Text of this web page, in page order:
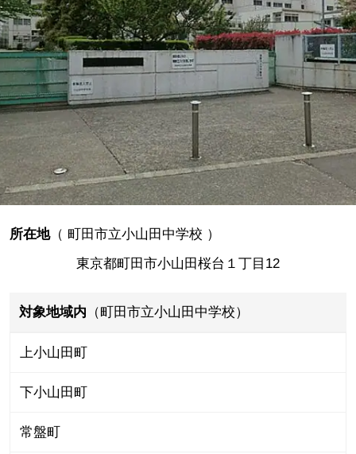
所在地（ 町田市立小山田中学校 ）
東京都町田市小山田桜台１丁目12
対象地域内 （町田市立小山田中学校）
上小山田町
下小山田町
常盤町